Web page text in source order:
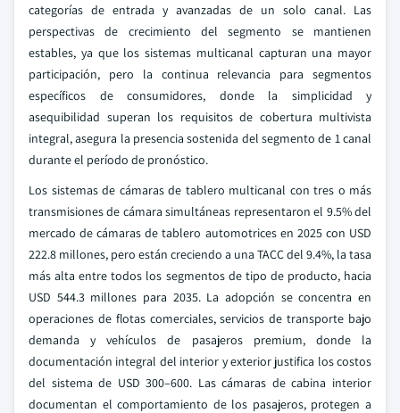
categorías de entrada y avanzadas de un solo canal. Las
perspectivas de crecimiento del segmento se mantienen
estables, ya que los sistemas multicanal capturan una mayor
participación, pero la continua relevancia para segmentos
específicos de consumidores, donde la simplicidad y
asequibilidad superan los requisitos de cobertura multivista
integral, asegura la presencia sostenida del segmento de 1 canal
durante el período de pronóstico.
Los sistemas de cámaras de tablero multicanal con tres o más
transmisiones de cámara simultáneas representaron el 9.5% del
mercado de cámaras de tablero automotrices en 2025 con USD
222.8 millones, pero están creciendo a una TACC del 9.4%, la tasa
más alta entre todos los segmentos de tipo de producto, hacia
USD 544.3 millones para 2035. La adopción se concentra en
operaciones de flotas comerciales, servicios de transporte bajo
demanda y vehículos de pasajeros premium, donde la
documentación integral del interior y exterior justifica los costos
del sistema de USD 300–600. Las cámaras de cabina interior
documentan el comportamiento de los pasajeros, protegen a